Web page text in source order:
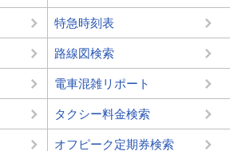
特急時刻表
路線図検索
電車混雑リポート
タクシー料金検索
オフピーク定期券検索